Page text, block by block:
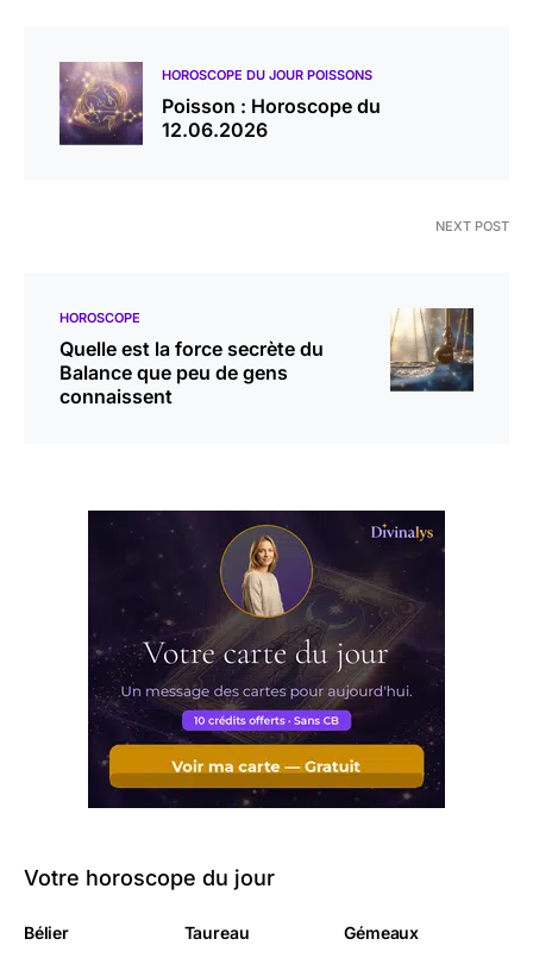
HOROSCOPE DU JOUR POISSONS
Poisson : Horoscope du
12.06.2026
NEXT POST
HOROSCOPE
Quelle est la force secrète du
Balance que peu de gens
connaissent
Votre horoscope du jour
Bélier Taureau Gémeaux